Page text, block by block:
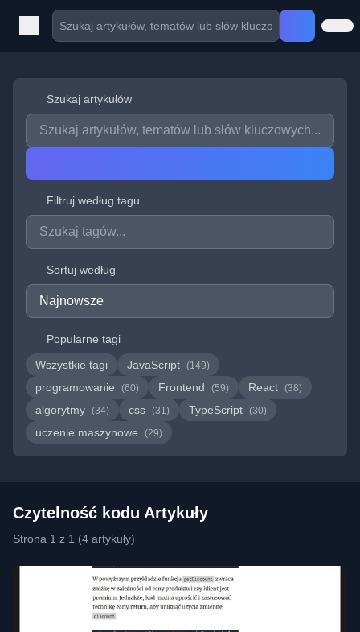
Szukaj artykułów
Filtruj według tagu
Sortuj według
Popularne tagi
Wszystkie tagi
JavaScript (149)
programowanie (60) Frontend (59) React (38)
algorytmy (34) css (31) TypeScript (30)
uczenie maszynowe (29)
Czytelność kodu Artykuły
Strona 1 z 1 (4 artykuły)